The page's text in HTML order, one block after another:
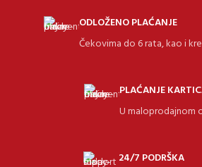
ODLOŽENO PLAĆANJE
Čekovima do 6 rata, kao i
PLAĆANJE
U maloprodajnom
24/7 PODRŠKA